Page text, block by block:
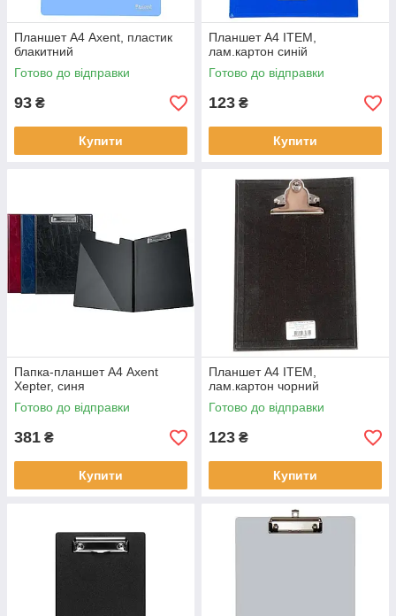
Планшет А4 Axent, пластик
блакитний
Готово до відправки
93 ₴
Купити
Планшет А4 ITEM,
лам.картон синій
Готово до відправки
123 ₴
Купити
Папка-планшет А4 Axent
Xepter, синя
Готово до відправки
381 ₴
Купити
Планшет А4 ITEM,
лам.картон чорний
Готово до відправки
123 ₴
Купити